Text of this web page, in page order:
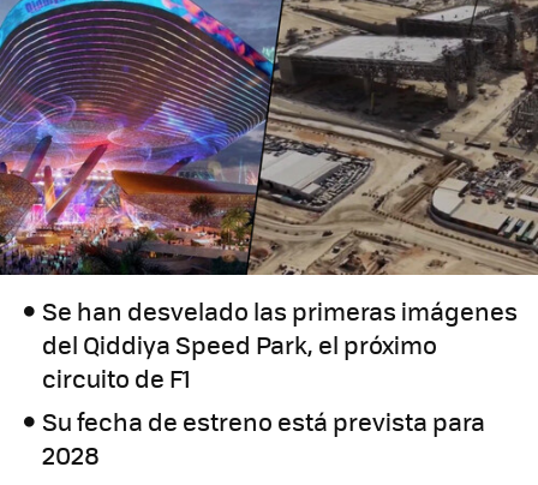
Se han desvelado las primeras imágenes
del Qiddiya Speed Park, el próximo
circuito de F1
Su fecha de estreno está prevista para
2028